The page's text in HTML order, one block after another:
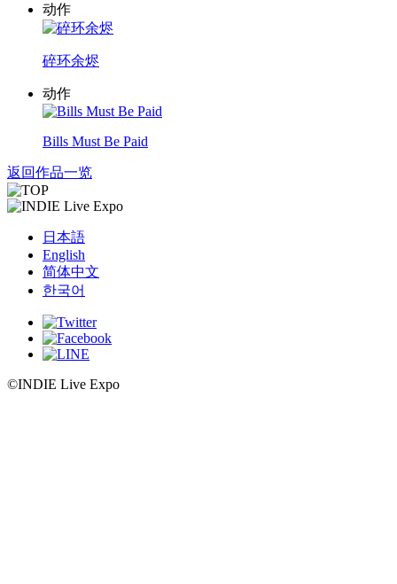
动作
碎环余烬
动作
Bills Must Be Paid
返回作品一览
日本語
English
简体中文
한국어
©INDIE Live Expo